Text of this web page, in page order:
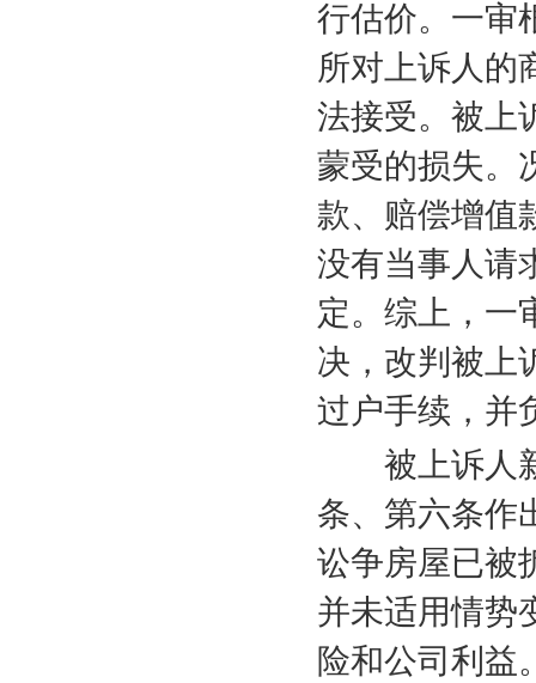
行估价。一审
所对上诉人的
法接受。被上
蒙受的损失。
款、赔偿增值
没有当事人请
定。综上，一
决，改判被上
过户手续，并
被上诉人新
条、第六条作
讼争房屋已被
并未适用情势
险和公司利益